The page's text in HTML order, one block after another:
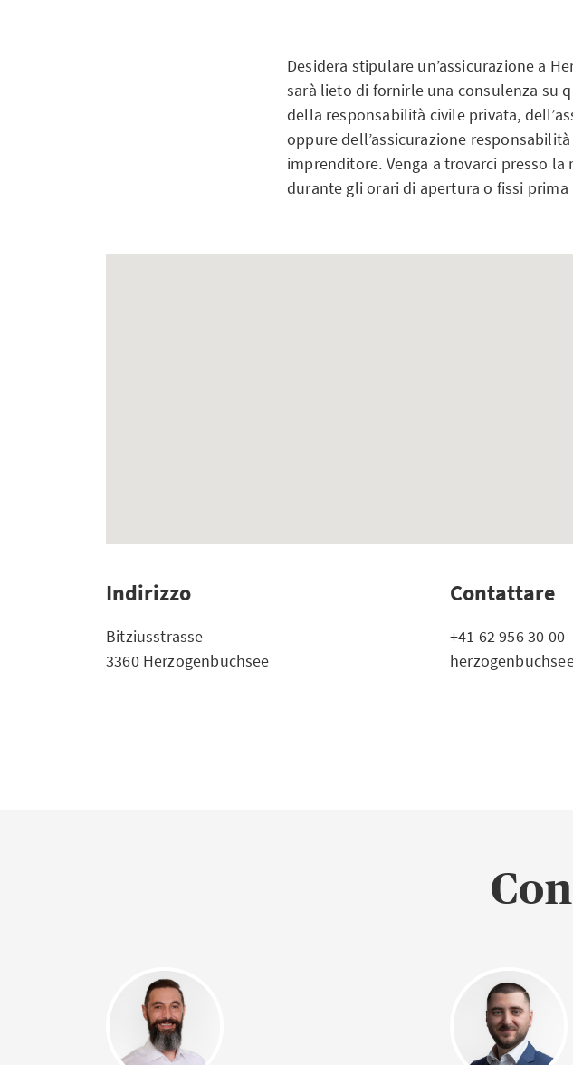
Desidera stipulare un’assicurazione a
sarà lieto di fornirle una consulenza su
della responsabilità civile privata,
oppure dell’assicurazione
imprenditore. Venga a trovarci presso la
durante gli orari di apertura o fissi
Indirizzo
Bitziusstrasse
3360 Herzogenbuchsee
Contattare
+41 62 956 30 00